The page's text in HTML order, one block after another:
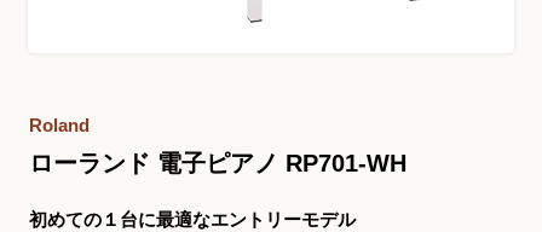
06-6252-0432
お問い合わせフォーム
Roland
ローランド 電子ピアノ RP701-WH
初めての１台に最適なエントリーモデル